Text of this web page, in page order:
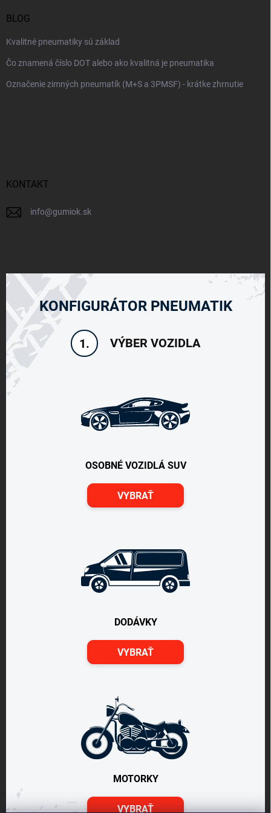
BLOG
Kvalitné pneumatiky sú základ
Čo znamená číslo DOT alebo ako kvalitná je pneumatika
Označenie zimných pneumatík (M+S a 3PMSF) - krátke zhrnutie
KONTAKT
info@gumiok.sk
KONFIGURÁTOR PNEUMATIK
1. VÝBER VOZIDLA
OSOBNÉ VOZIDLÁ SUV
VYBRAŤ
DODÁVKY
VYBRAŤ
MOTORKY
VYBRAŤ